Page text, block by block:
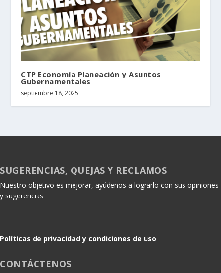
CTP Economía Planeación y Asuntos
Gubernamentales
septiembre 18, 2025
SUGERENCIAS, QUEJAS Y RECLAMOS
Nuestro objetivo es mejorar, ayúdenos a lograrlo con sus opiniones
y sugerencias
Políticas de privacidad y condiciones de uso
CONTÁCTENOS